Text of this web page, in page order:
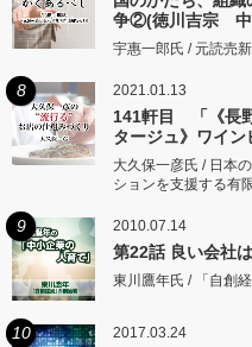
争②(徳川吉宗
宇惠一郎氏 / 元読売
8 2021.01.13
141軒目 「《長
タージュ》ワイン
大久保一彦氏 / 日本
ションを支援する有
9 2010.07.14
第22話 良い会社
東川鷹年氏 / 「自創
10 2017.03.24